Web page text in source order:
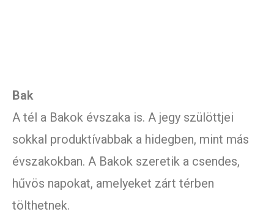
Bak
A tél a Bakok évszaka is. A jegy szülöttjei
sokkal produktívabbak a hidegben, mint más
évszakokban. A Bakok szeretik a csendes,
hűvös napokat, amelyeket zárt térben
tölthetnek.